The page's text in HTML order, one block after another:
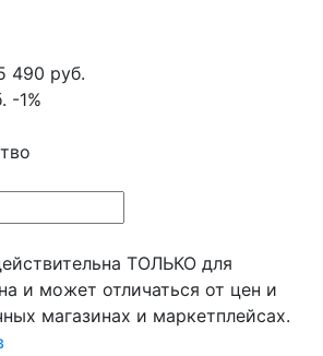
490 руб.
-1%
ТОЛЬКО для
и может отличаться от цен и
магазинах и маркетплейсах.